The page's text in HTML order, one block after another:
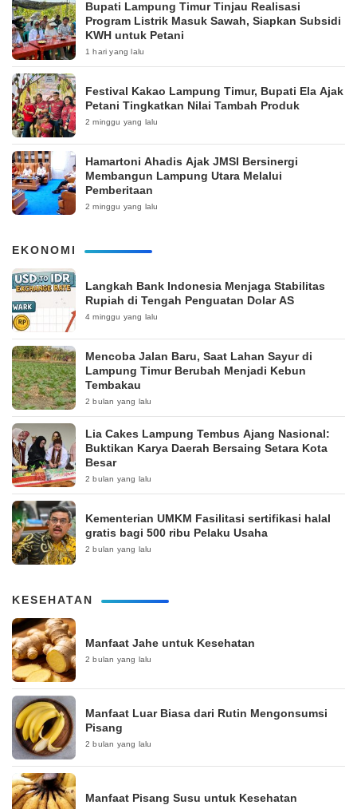
Bupati Lampung Timur Tinjau Realisasi
Program Listrik Masuk Sawah, Siapkan Subsidi
KWH untuk Petani
1 hari yang lalu
‎Festival Kakao Lampung Timur, Bupati Ela Ajak
Petani Tingkatkan Nilai Tambah Produk
2 minggu yang lalu
Hamartoni Ahadis Ajak JMSI Bersinergi
Membangun Lampung Utara Melalui
Pemberitaan
2 minggu yang lalu
EKONOMI
Langkah Bank Indonesia Menjaga Stabilitas
Rupiah di Tengah Penguatan Dolar AS
4 minggu yang lalu
Mencoba Jalan Baru, Saat Lahan Sayur di
Lampung Timur Berubah Menjadi Kebun
Tembakau
2 bulan yang lalu
Lia Cakes Lampung Tembus Ajang Nasional:
Buktikan Karya Daerah Bersaing Setara Kota
Besar
2 bulan yang lalu
Kementerian UMKM Fasilitasi sertifikasi halal
gratis bagi 500 ribu Pelaku Usaha
2 bulan yang lalu
KESEHATAN
Manfaat Jahe untuk Kesehatan
2 bulan yang lalu
Manfaat Luar Biasa dari Rutin Mengonsumsi
Pisang
2 bulan yang lalu
Manfaat Pisang Susu untuk Kesehatan